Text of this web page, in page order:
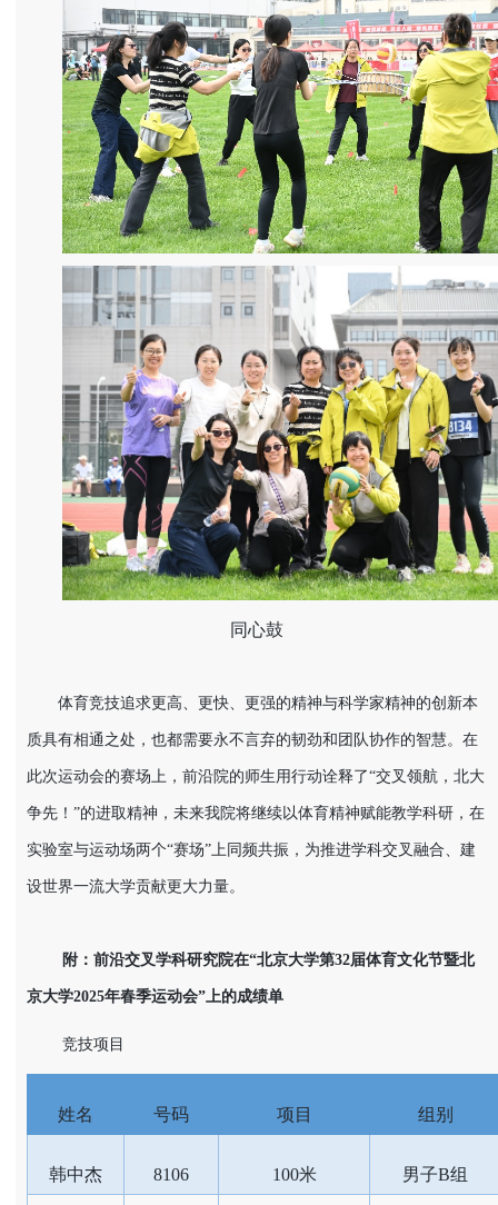
同心鼓
体育竞技追求更高、更快、更强的精神与科学家精神的创新本
质具有相通之处，也都需要永不言弃的韧劲和团队协作的智慧。在
此次运动会的赛场上，前沿院的师生用行动诠释了“交叉领航，北大
争先！”的进取精神，未来我院将继续以体育精神赋能教学科研，在
实验室与运动场两个“赛场”上同频共振，为推进学科交叉融合、建
设世界一流大学贡献更大力量。
附：前沿交叉学科研究院在“北京大学第32届体育文化节暨北
京大学2025年春季运动会”上的成绩单
竞技项目
姓名 号码 项目 组别
韩中杰 8106 100米 男子B组